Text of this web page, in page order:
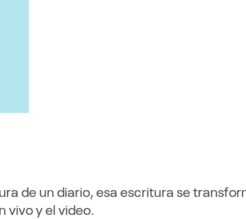
de un diario, esa escritura se
y el video.